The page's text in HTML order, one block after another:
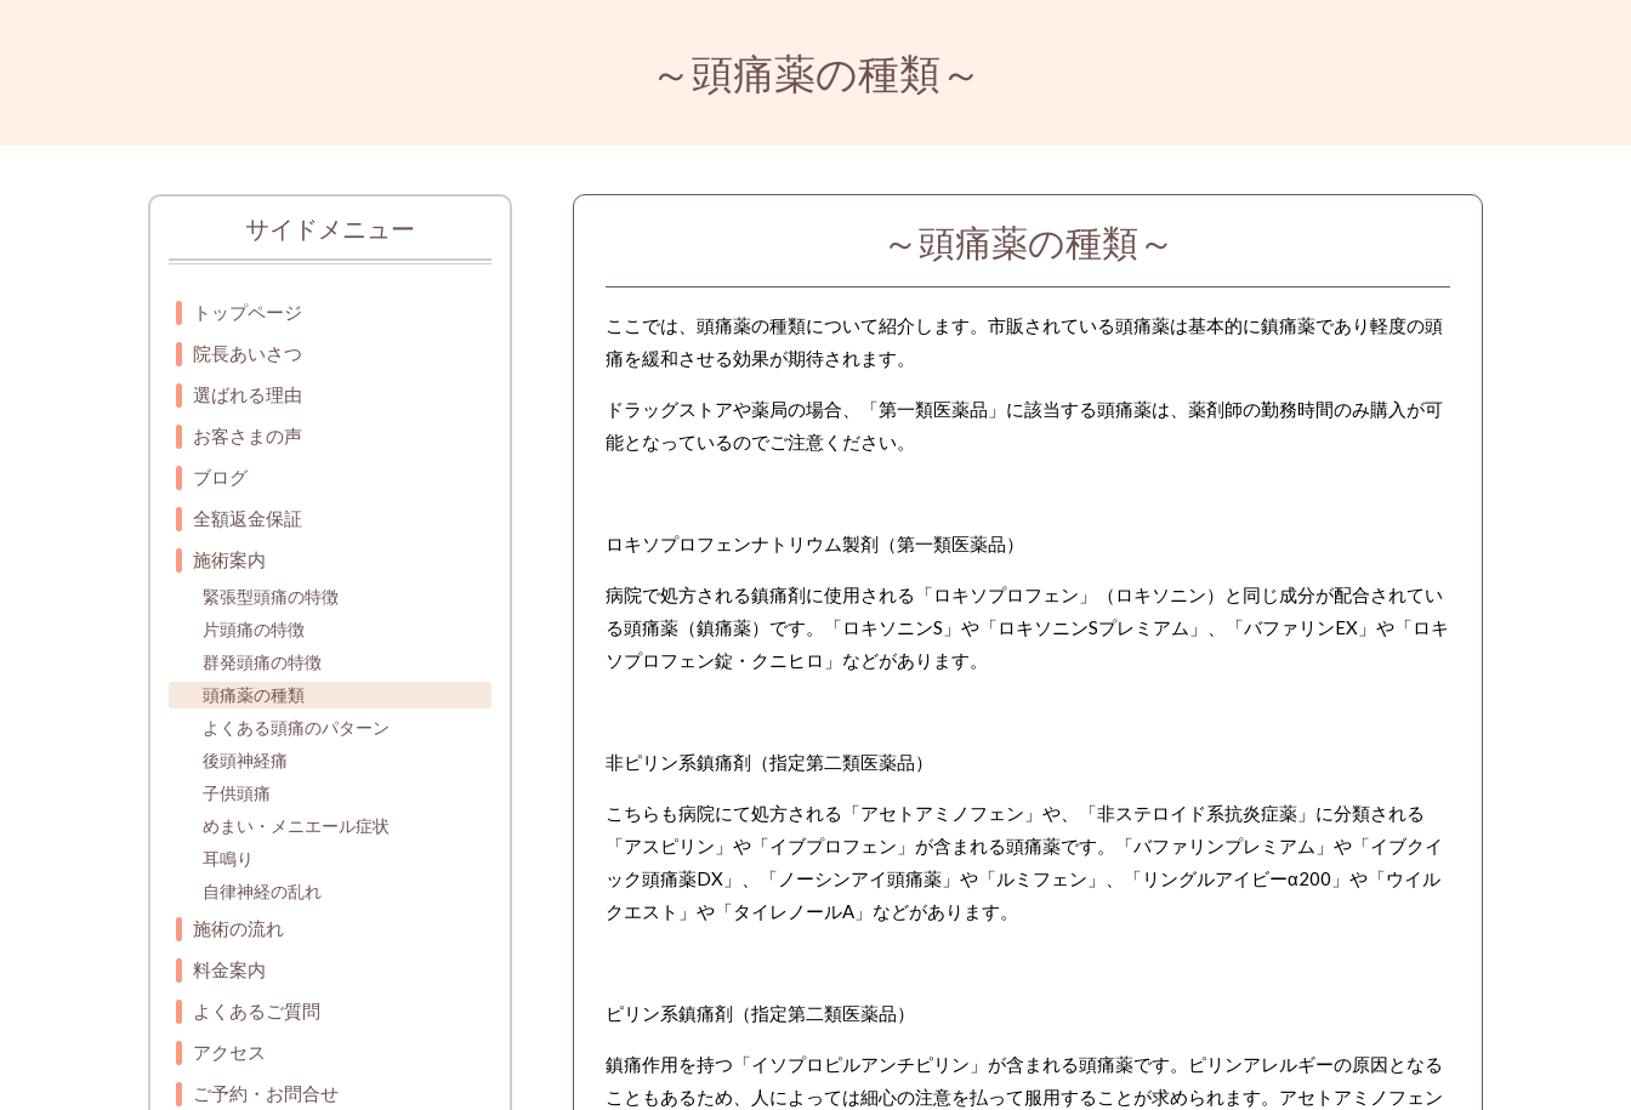
～頭痛薬の種類～
～頭痛薬の種類～
ここでは、頭痛薬の種類について紹介します。市販されている頭痛薬は基本的に鎮痛薬であり軽度の頭
痛を緩和させる効果が期待されます。
ドラッグストアや薬局の場合、「第一類医薬品」に該当する頭痛薬は、薬剤師の勤務時間のみ購入が可
能となっているのでご注意ください。
ロキソプロフェンナトリウム製剤（第一類医薬品）
病院で処方される鎮痛剤に使用される「ロキソプロフェン」（ロキソニン）と同じ成分が配合されてい
る頭痛薬（鎮痛薬）です。「ロキソニンS」や「ロキソニンSプレミアム」、「バファリンEX」や「ロキ
ソプロフェン錠・クニヒロ」などがあります。
非ピリン系鎮痛剤（指定第二類医薬品）
こちらも病院にて処方される「アセトアミノフェン」や、「非ステロイド系抗炎症薬」に分類される
「アスピリン」や「イブプロフェン」が含まれる頭痛薬です。「バファリンプレミアム」や「イブクイ
ック頭痛薬DX」、「ノーシンアイ頭痛薬」や「ルミフェン」、「リングルアイビーα200」や「ウイル
クエスト」や「タイレノールA」などがあります。
ピリン系鎮痛剤（指定第二類医薬品）
鎮痛作用を持つ「イソプロピルアンチピリン」が含まれる頭痛薬です。ピリンアレルギーの原因となる
こともあるため、人によっては細心の注意を払って服用することが求められます。アセトアミノフェン
サイドメニュー
トップページ
院長あいさつ
選ばれる理由
お客さまの声
ブログ
全額返金保証
施術案内
緊張型頭痛の特徴
片頭痛の特徴
群発頭痛の特徴
頭痛薬の種類
よくある頭痛のパターン
後頭神経痛
子供頭痛
めまい・メニエール症状
耳鳴り
自律神経の乱れ
施術の流れ
料金案内
よくあるご質問
アクセス
ご予約・お問合せ